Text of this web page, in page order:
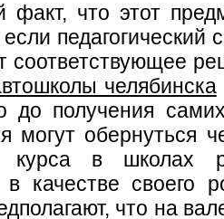
факт, что этот
педагогический
соответствующее
челябинска
до получения
могут обернуться
курса в школах
в качестве
что на